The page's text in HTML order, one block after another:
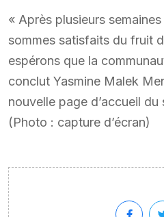
« Après plusieurs
sommes satisfaits du fruit
espérons que la
conclut Yasmine Malek
nouvelle page d’accueil du
(Photo : capture d’écran)